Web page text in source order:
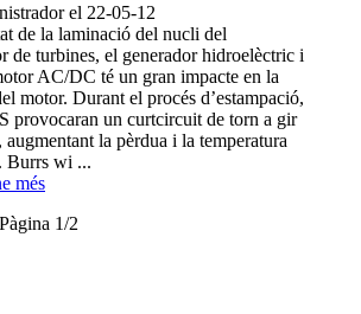
el 22-05-12
de la laminació del nucli del
de turbines, el generador hidroelèctric i
AC/DC té un gran impacte en la
motor. Durant el procés d’estampació,
provocaran un curtcircuit de torn a gir
la pèrdua i la temperatura
Burrs wi ...
més
Pàgina 1/2